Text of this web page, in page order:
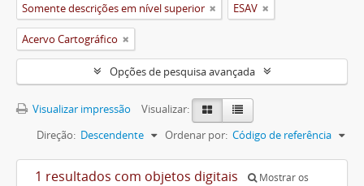
Somente descrições em nível superior ESAV
Acervo Cartográfico
Opções de pesquisa avançada
Visualizar impressão
Visualizar:
Ordenar por: Código de referência
Direção: Descendente
1 resultados com objetos digitais
Mostrar os